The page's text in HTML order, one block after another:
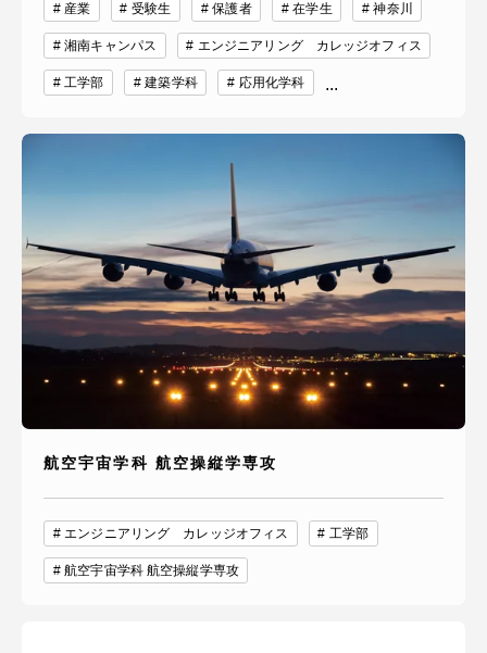
産業 受験生 保護者 在学生 神奈川
湘南キャンパス エンジニアリング カレッジオフィス
工学部 建築学科 応用化学科 ...
航空宇宙学科 航空操縦学専攻
エンジニアリング カレッジオフィス 工学部
航空宇宙学科 航空操縦学専攻
在学生・保護者向けポータル（TIPS）